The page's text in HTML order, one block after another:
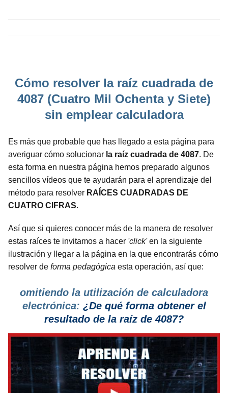
Cómo resolver la raíz cuadrada de
4087 (Cuatro Mil Ochenta y Siete)
sin emplear calculadora
Es más que probable que has llegado a esta página para
averiguar cómo solucionar la raíz cuadrada de 4087. De
esta forma en nuestra página hemos preparado algunos
sencillos vídeos que te ayudarán para el aprendizaje del
método para resolver RAÍCES CUADRADAS DE
CUATRO CIFRAS.
Así que si quieres conocer más de la manera de resolver
estas raíces te invitamos a hacer 'click'en la siguiente
ilustración y llegar a la página en la que encontrarás cómo
resolver de forma pedagógica esta operación, así que:
omitiendo la utilización de calculadora
electrónica: ¿De qué forma obtener el
resultado de la raíz de 4087?